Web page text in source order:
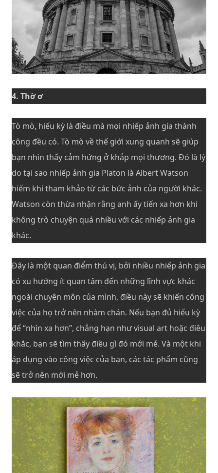
4. Thờ ơ
Tò mò, hiếu kỳ là điều mà mọi nhiếp ảnh gia thành
công đều có. Tò mò về thế giới xung quanh sẽ giúp
bạn nhìn thấy cảm hứng ở khắp mọi thương. Đó là lý
do tại sao nhiếp ảnh gia Platon là Albert Watson
hiếm khi tham khảo từ các bức ảnh của người khác.
Watson còn thừa nhận rằng anh ấy tiến xa hơn khi
không trò chuyện quá nhiều với các nhiếp ảnh gia
khác.
Đây là một quan điểm thú vị, bởi nhiều nhiếp ảnh gia
có xu hướng ít quan tâm đến những lĩnh vực khác
ngoài chuyên môn của mình, điều này sẽ khiến công
việc của họ trở nên nhàm chán. Nếu bạn đủ hiếu kỳ
để “nhìn xa hơn”, chẳng hạn như visual art hoặc điêu
khắc, bạn sẽ tìm thấy điều gì đó mới mẻ. Và một khi
áp dụng vào công việc của bạn, các tác phẩm cũng
sẽ trở nên mới mẻ hơn.